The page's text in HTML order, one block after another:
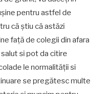
pentru astfel de
că știu că astăzi
față de colegii din afara
si pot da citire
le normalității si
se pregătesc multe